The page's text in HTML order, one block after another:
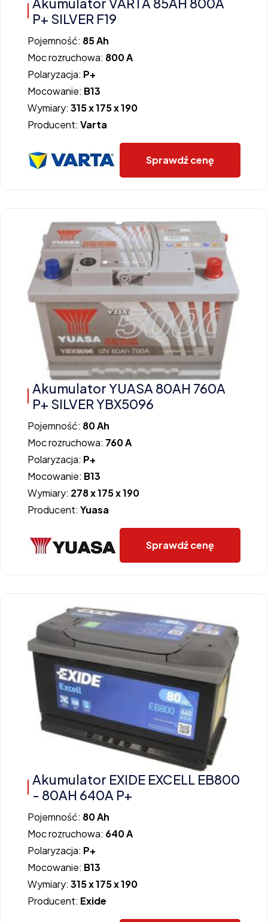
P+ SILVER F19
Pojemność: 85 Ah
Moc rozruchowa: 800 A
Polaryzacja: P+
Mocowanie: B13
Wymiary: 315 x 175 x 190
Producent: Varta
Sprawdź cenę
Akumulator YUASA 80AH 760A
P+ SILVER YBX5096
Pojemność: 80 Ah
Moc rozruchowa: 760 A
Polaryzacja: P+
Mocowanie: B13
Wymiary: 278 x 175 x 190
Producent: Yuasa
Sprawdź cenę
Akumulator EXIDE EXCELL EB800
- 80AH 640A P+
Pojemność: 80 Ah
Moc rozruchowa: 640 A
Polaryzacja: P+
Mocowanie: B13
Wymiary: 315 x 175 x 190
Producent: Exide